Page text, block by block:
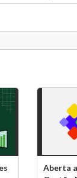
Aberta